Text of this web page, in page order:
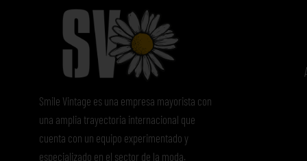
Smile Vintage es una empresa mayorista con
una amplia trayectoria internacional que
cuenta con un equipo experimentado y
especializado en el sector de la moda.